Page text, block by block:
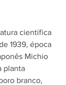
científica
1939, época
Michio
planta
branco,